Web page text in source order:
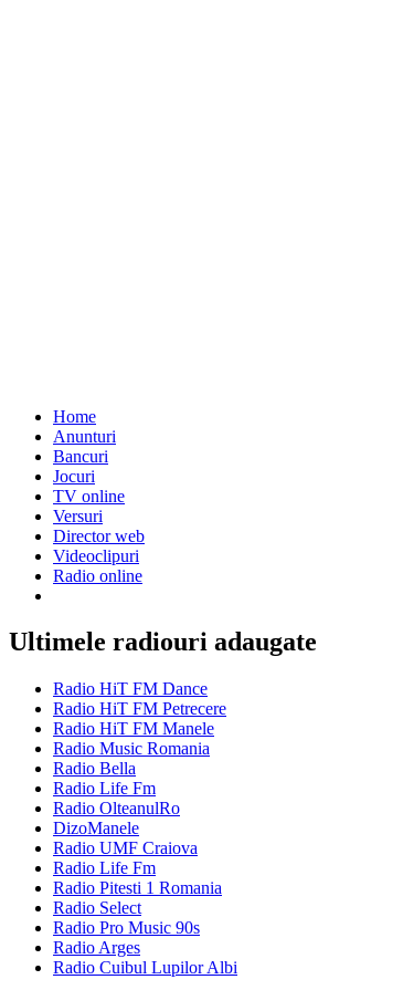
Home
Anunturi
Bancuri
Jocuri
TV online
Versuri
Director web
Videoclipuri
Radio online
Ultimele radiouri adaugate
Radio HiT FM Dance
Radio HiT FM Petrecere
Radio HiT FM Manele
Radio Music Romania
Radio Bella
Radio Life Fm
Radio OlteanulRo
DizoManele
Radio UMF Craiova
Radio Life Fm
Radio Pitesti 1 Romania
Radio Select
Radio Pro Music 90s
Radio Arges
Radio Cuibul Lupilor Albi